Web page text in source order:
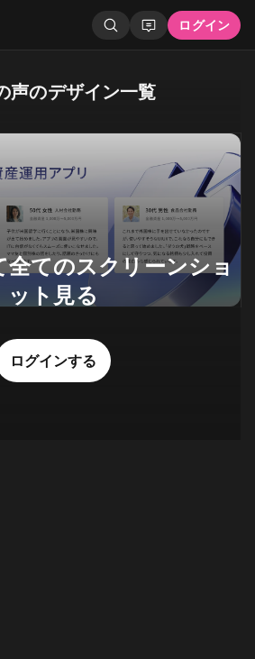
ログイン
声のデザイン一覧
全てのスクリーンショ
ット見る
ログインする